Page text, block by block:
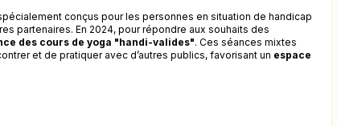
conçus pour les personnes en situation de handicap
partenaires. En 2024, pour répondre aux souhaits des
des cours de yoga "handi-valides". Ces séances mixtes
et de pratiquer avec d’autres publics, favorisant un espace